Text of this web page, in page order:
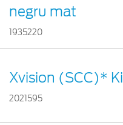
negru mat
1935220
Xvision (SCC)*
2021595